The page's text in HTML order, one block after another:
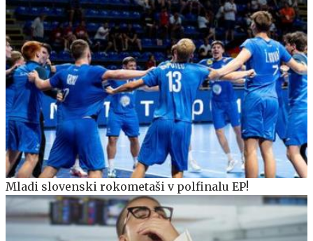
Mladi slovenski rokometaši v polfinalu EP!